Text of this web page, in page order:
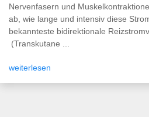
Nervenfasern und
ab, wie lange und intensiv diese
bekannteste bidirektionale
(Transkutane ...
weiterlesen